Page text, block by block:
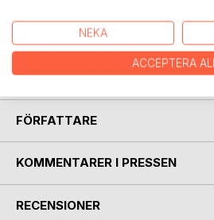
Spänning, ändrade planer, djup
fyller denna resa genom både
Amazonas djungel.
FÖRFATTARE
KOMMENTARER I PRESSEN
RECENSIONER
NEKA
ACCEPTERA